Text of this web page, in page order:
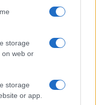
storage
on web or
storage
or app.
ruoli, status e